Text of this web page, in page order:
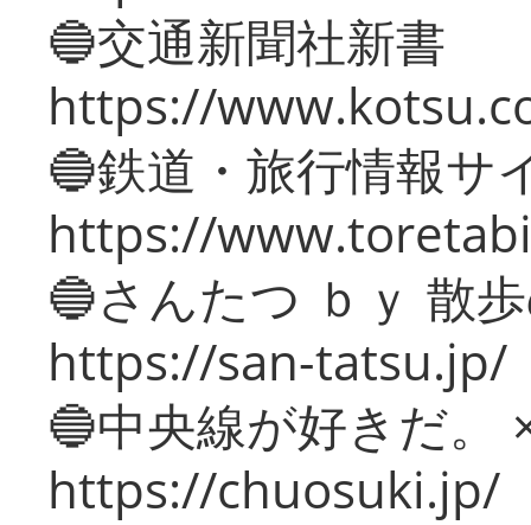
🔵交通新聞社新書
https://
🔵鉄道・旅行情報サ
https://
🔵さんたつ ｂｙ 散
https://san-tatsu.jp/
🔵中央線が好きだ。
https://chuosuki.jp/